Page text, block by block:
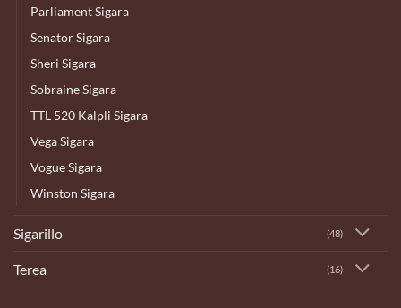
Parliament Sigara
Senator Sigara
Sheri Sigara
Sobraine Sigara
TTL 520 Kalpli Sigara
Vega Sigara
Vogue Sigara
Winston Sigara
Sigarillo (48)
Terea (16)